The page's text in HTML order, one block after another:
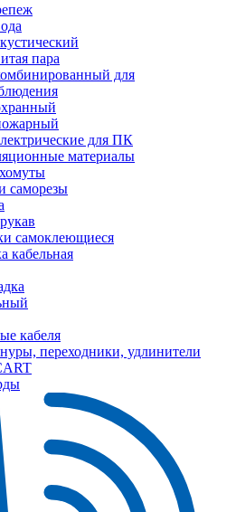
пара
для
для ПК
материалы
саморезы
самоклеющиеся
кабельная
кабеля
переходники, удлинители